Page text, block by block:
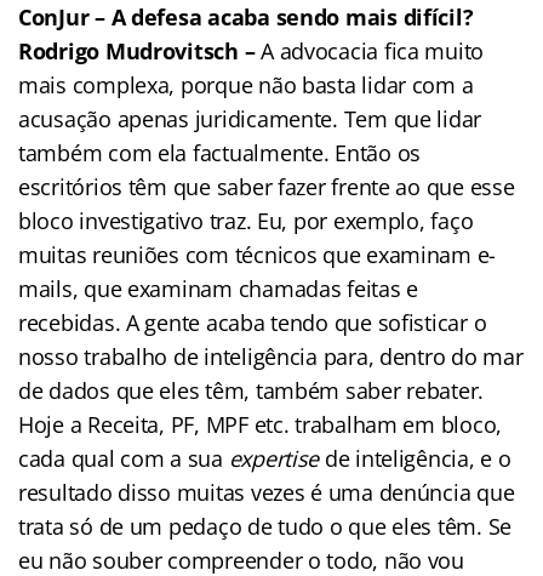
ConJur – A defesa acaba sendo mais difícil?
Rodrigo Mudrovitsch –A advocacia fica muito
mais complexa, porque não basta lidar com a
acusação apenas juridicamente. Tem que lidar
também com ela factualmente. Então os
escritórios têm que saber fazer frente ao que esse
bloco investigativo traz. Eu, por exemplo, faço
muitas reuniões com técnicos que examinam e-
mails, que examinam chamadas feitas e
recebidas. A gente acaba tendo que sofisticar o
nosso trabalho de inteligência para, dentro do mar
de dados que eles têm, também saber rebater.
Hoje a Receita, PF, MPF etc. trabalham em bloco,
cada qual com a sua expertisede inteligência, e o
resultado disso muitas vezes é uma denúncia que
trata só de um pedaço de tudo o que eles têm. Se
eu não souber compreender o todo, não vou